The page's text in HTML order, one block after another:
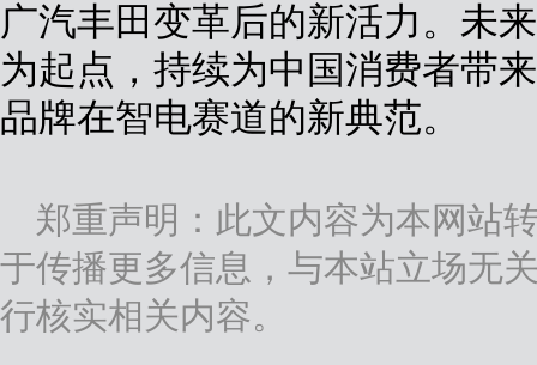
广汽丰田变革后的新活力。未
为起点，持续为中国消费者带
品牌在智电赛道的新典范。
郑重声明：此文内容为本网站
于传播更多信息，与本站立场无
行核实相关内容。